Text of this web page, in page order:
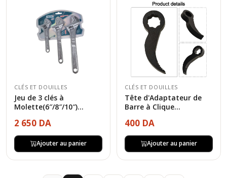
CLÉS ET DOUILLES
Jeu de 3 clés à
Molette(6″/8″/10″)...
2 650 DA
Ajouter au panier
CLÉS ET DOUILLES
Tête d'Adaptateur de
Barre à Clique...
400 DA
Ajouter au panier